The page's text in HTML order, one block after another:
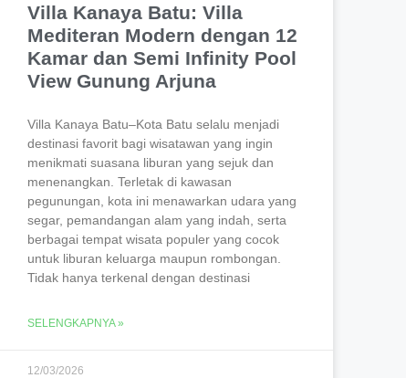
Villa Kanaya Batu: Villa
Mediteran Modern dengan 12
Kamar dan Semi Infinity Pool
View Gunung Arjuna
Villa Kanaya Batu–Kota Batu selalu menjadi
destinasi favorit bagi wisatawan yang ingin
menikmati suasana liburan yang sejuk dan
menenangkan. Terletak di kawasan
pegunungan, kota ini menawarkan udara yang
segar, pemandangan alam yang indah, serta
berbagai tempat wisata populer yang cocok
untuk liburan keluarga maupun rombongan.
Tidak hanya terkenal dengan destinasi
SELENGKAPNYA »
12/03/2026